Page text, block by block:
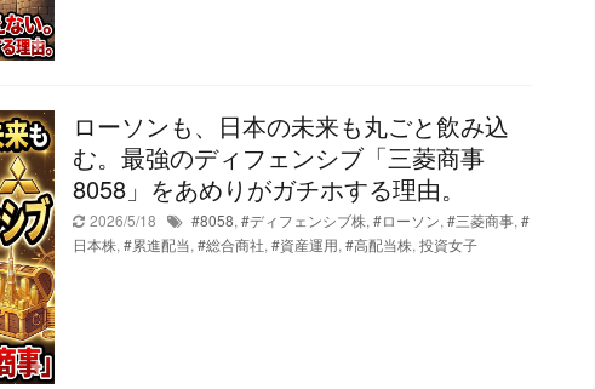
ローソンも、日本の未来も丸ごと飲み込
む。最強のディフェンシブ「三菱商事
8058」をあめりがガチホする理由。
2026/5/18 #8058, #ディフェンシブ株, #ローソン, #三菱商事, #
日本株, #累進配当, #総合商社, #資産運用, #高配当株, 投資女子